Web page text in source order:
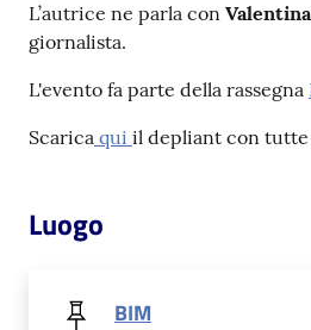
per
la
su
L’autrice ne parla con
giornalista.
L'evento fa parte della rassegna
Scarica qui il depliant con
Luogo
BIM